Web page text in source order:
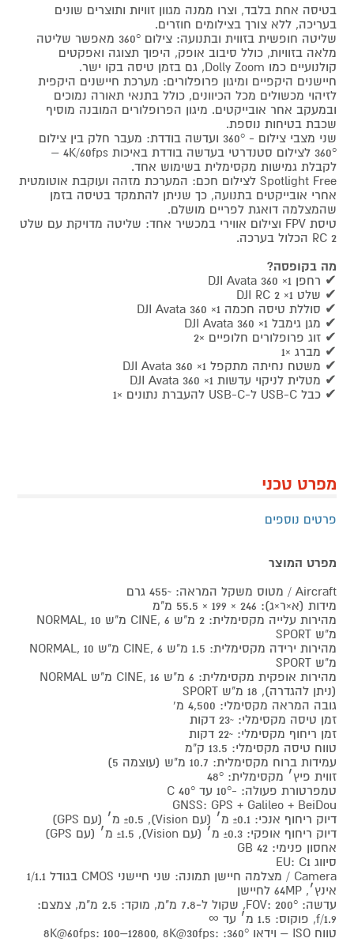
בטיסה אחת בלבד, וצרו ממנה מגוון זוויות ותוצרים שונים
בעריכה, ללא צורך בצילומים חוזרים.
שליטה חופשית בזווית ובתנועה: צילום 360° מאפשר שליטה
מלאה בזוויות, כולל סיבוב אופק, היפוך תצוגה ואפקטים
קולנועיים כמו Dolly Zoom, גם בזמן טיסה בקו ישר.
חיישנים היקפיים ומיגון פרופלורים: מערכת חיישנים היקפית
לזיהוי מכשולים מכל הכיוונים, כולל בתנאי תאורה נמוכים
ובמעקב אחר אובייקטים. מיגון הפרופלורים המובנה מוסיף
שכבת בטיחות נוספת.
שני מצבי צילום - 360° ועדשה בודדת: מעבר חלק בין צילום
360° לצילום סטנדרטי בעדשה בודדת באיכות ‎4K/60fps –
לקבלת גמישות מקסימלית בשימוש אחד.
Spotlight Free לצילום חכם: המערכת מזהה ועוקבת אוטומטית
אחרי אובייקטים בתנועה, כך שניתן להתמקד בטיסה בזמן
שהמצלמה דואגת לפריים מושלם.
טיסת FPV וצילום אווירי במכשיר אחד: שליטה מדויקת עם שלט
RC 2 הכלול בערכה.
מה בקופסה?
✔ רחפן DJI Avata 360 ×1
✔ שלט DJI RC 2 ×1
✔ סוללת טיסה חכמה DJI Avata 360 ×1
✔ מגן גימבל DJI Avata 360 ×1
✔ זוג פרופלורים חלופיים ×2
✔ מברג ×1
✔ משטח נחיתה מתקפל DJI Avata 360 ×1
✔ מטלית לניקוי עדשות DJI Avata 360 ×1
✔ כבל USB-C ל-USB-C להעברת נתונים ×1
מפרט טכני
פרטים נוספים
מפרט המוצר
Aircraft / מטוס משקל המראה: ~455 גרם
מידות (א×ר×ג): 246 × 199 × 55.5 מ"מ
מהירות עלייה מקסימלית: 2 מ"ש CINE, 6 מ"ש NORMAL, 10
מ"ש SPORT
מהירות ירידה מקסימלית: 1.5 מ"ש CINE, 6 מ"ש NORMAL, 10
מ"ש SPORT
מהירות אופקית מקסימלית: 6 מ"ש CINE, 16 מ"ש NORMAL
(ניתן להגדרה), 18 מ"ש SPORT
גובה המראה מקסימלי: 4,500 מ'
זמן טיסה מקסימלי: ~23 דקות
זמן ריחוף מקסימלי: ~22 דקות
טווח טיסה מקסימלי: 13.5 ק"מ
עמידות ברוח מקסימלית: 10.7 מ"ש (עוצמה 5)
זווית פיץ׳ מקסימלית: 48°
טמפרטורת פעולה: -10° עד 40° C
GNSS: GPS + Galileo + BeiDou
דיוק ריחוף אנכי: ±0.1 מ׳ (עם Vision), ±0.5 מ׳ (עם GPS)
דיוק ריחוף אופקי: ±0.3 מ׳ (עם Vision), ±1.5 מ׳ (עם GPS)
אחסון פנימי: 42 GB
סיווג EU: C1
Camera / מצלמה חיישן תמונה: שני חיישני CMOS בגודל 1/1.1
אינץ׳, 64MP לחיישן
עדשה: FOV: 200°, שקול ל‑7.8 מ"מ, מוקד: 2.5 מ"מ, צמצם:
f/1.9, פוקוס: 1.5 מ׳ עד ∞
טווח ISO – וידאו 360°: 8K@60fps: 100–12800, 8K@30fps: